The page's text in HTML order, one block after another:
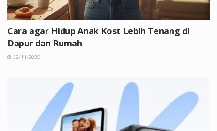
Cara agar Hidup Anak Kost Lebih Tenang di
Dapur dan Rumah
22/11/2025